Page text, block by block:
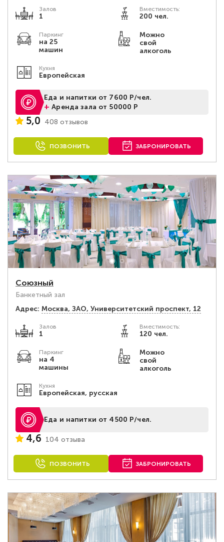
Залов
1
Вместимость:
200 чел.
Паркинг
на 25
машин
Можно
свой
алкоголь
Кухня
Европейская
Еда и напитки от 7600 Р/чел.
+Аренда зала от 50000 Р
5,0 408 отзывов
ПОЗВОНИТЬ ЗАБРОНИРОВАТЬ
Союзный
Банкетный зал
Адрес: Москва, ЗАО, Университетский проспект, 12
Залов
1
Вместимость:
120 чел.
Паркинг
на 4
машины
Можно
свой
алкоголь
Кухня
Европейская, русская
Еда и напитки от 4500 Р/чел.
4,6 104 отзыва
ПОЗВОНИТЬ ЗАБРОНИРОВАТЬ